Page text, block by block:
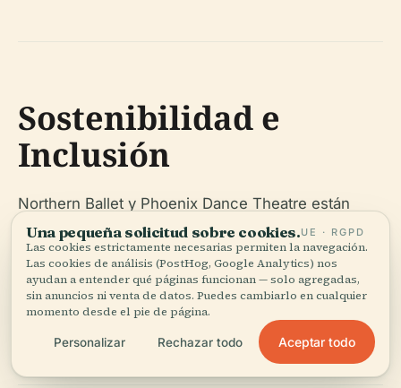
Sostenibilidad e
Inclusión
Northern Ballet y Phoenix Dance Theatre están
comprometidos con la responsabilidad ambiental y
con una programación que refleja la diversidad de
la comunidad de Leeds. Las iniciativas incluyen
funciones relajadas, eventos sensorialmente
amigables y proyectos de divulgación inclusivos.
Una pequeña solicitud sobre cookies.UE · RGPD
Las cookies estrictamente necesarias permiten la navegación.
Las cookies de análisis (PostHog, Google Analytics) nos
ayudan a entender qué páginas funcionan — solo agregadas,
sin anuncios ni venta de datos. Puedes cambiarlo en cualquier
momento desde el pie de página.
Personalizar Rechazar todo Aceptar todo